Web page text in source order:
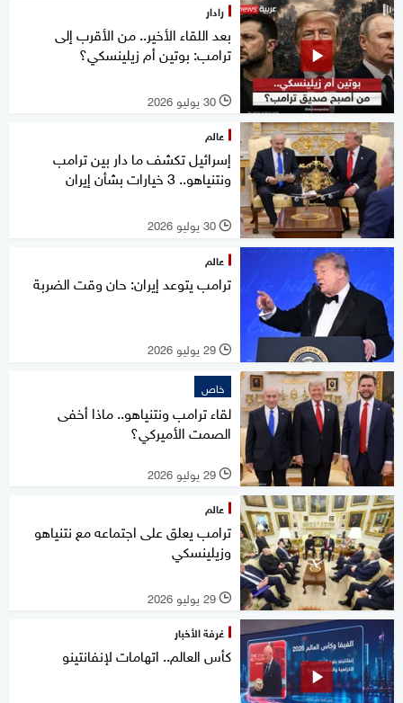
رادار
بعد اللقاء الأخير.. من الأقرب إلى
ترامب: بوتين أم زيلينسكي؟
l 30 يوليو 2026
عالم
إسرائيل تكشف ما دار بين ترامب
ونتنياهو.. 3 خيارات بشأن إيران
l 30 يوليو 2026
عالم
ترامب يتوعد إيران: حان وقت الضربة
l 29 يوليو 2026
خاص
لقاء ترامب ونتنياهو.. ماذا أخفى
الصمت الأميركي؟
l 29 يوليو 2026
عالم
ترامب يعلق على اجتماعه مع نتنياهو
وزيلينسكي
l 29 يوليو 2026
غرفة الأخبار
كأس العالم.. اتهامات لإنفانتينو